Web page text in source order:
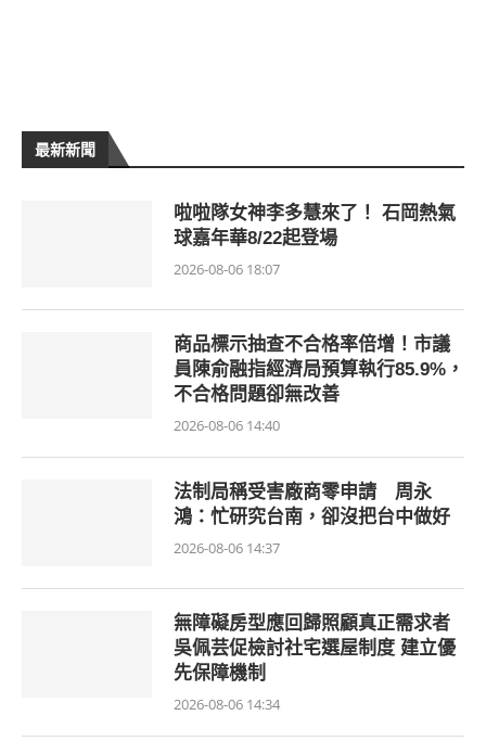
最新新聞
啦啦隊女神李多慧來了！ 石岡熱氣
球嘉年華8/22起登場
2026-08-06 18:07
商品標示抽查不合格率倍增！市議
員陳俞融指經濟局預算執行85.9%，
不合格問題卻無改善
2026-08-06 14:40
法制局稱受害廠商零申請 周永
鴻：忙研究台南，卻沒把台中做好
2026-08-06 14:37
無障礙房型應回歸照顧真正需求者
吳佩芸促檢討社宅選屋制度 建立優
先保障機制
2026-08-06 14:34